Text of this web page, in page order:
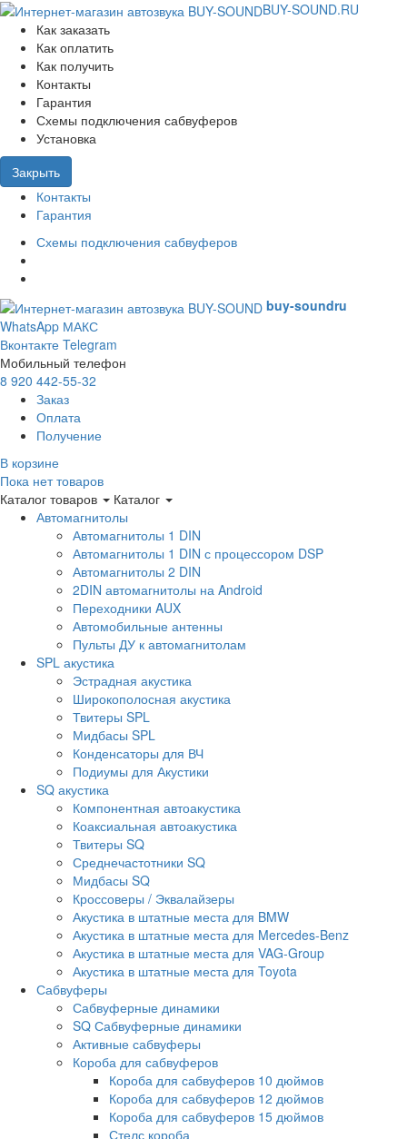
BUY-SOUND.RU
Как заказать
Как оплатить
Как получить
Контакты
Гарантия
Схемы подключения сабвуферов
Установка
Закрыть
Контакты
Гарантия
Схемы подключения сабвуферов
buy-soundru
WhatsApp МАКС
Вконтакте Telegram
Мобильный телефон
8 920 442-55-32
Заказ
Оплата
Получение
В корзине
Пока нет товаров
Каталог товаров
Каталог
Автомагнитолы
Автомагнитолы 1 DIN
Автомагнитолы 1 DIN с процессором DSP
Автомагнитолы 2 DIN
2DIN автомагнитолы на Android
Переходники AUX
Автомобильные антенны
Пульты ДУ к автомагнитолам
SPL акустика
Эстрадная акустика
Широкополосная акустика
Твитеры SPL
Мидбасы SPL
Конденсаторы для ВЧ
Подиумы для Акустики
SQ акустика
Компонентная автоакустика
Коаксиальная автоакустика
Твитеры SQ
Среднечастотники SQ
Мидбасы SQ
Кроссоверы / Эквалайзеры
Акустика в штатные места для BMW
Акустика в штатные места для Mercedes-Benz
Акустика в штатные места для VAG-Group
Акустика в штатные места для Toyota
Сабвуферы
Сабвуферные динамики
SQ Сабвуферные динамики
Активные сабвуферы
Короба для сабвуферов
Короба для сабвуферов 10 дюймов
Короба для сабвуферов 12 дюймов
Короба для сабвуферов 15 дюймов
Стелс короба